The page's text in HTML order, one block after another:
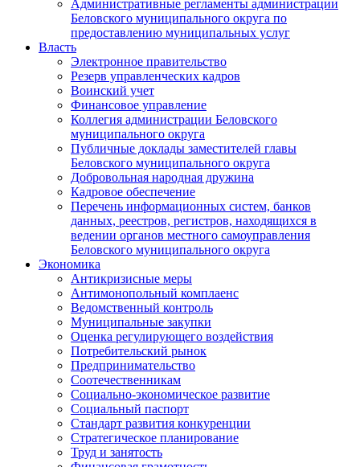
Административные регламенты администрации
Беловского муниципального округа по
предоставлению муниципальных услуг
Власть
Электронное правительство
Резерв управленческих кадров
Воинский учет
Финансовое управление
Коллегия администрации Беловского
муниципального округа
Публичные доклады заместителей главы
Беловского муниципального округа
Добровольная народная дружина
Кадровое обеспечение
Перечень информационных систем, банков
данных, реестров, регистров, находящихся в
ведении органов местного самоуправления
Беловского муниципального округа
Экономика
Антикризисные меры
Антимонопольный комплаенс
Ведомственный контроль
Муниципальные закупки
Оценка регулирующего воздействия
Потребительский рынок
Предпринимательство
Соотечественникам
Социально-экономическое развитие
Социальный паспорт
Стандарт развития конкуренции
Стратегическое планирование
Труд и занятость